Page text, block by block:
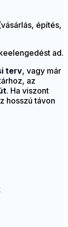
építés,
ad.
terv, vagy már
az
. Ha viszont
hosszú távon